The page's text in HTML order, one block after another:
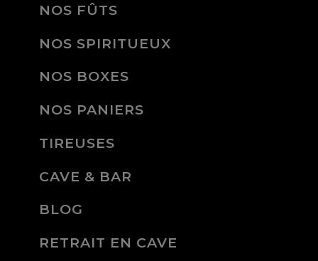
NOS FÛTS
NOS SPIRITUEUX
NOS BOXES
NOS PANIERS
TIREUSES
CAVE & BAR
BLOG
RETRAIT EN CAVE